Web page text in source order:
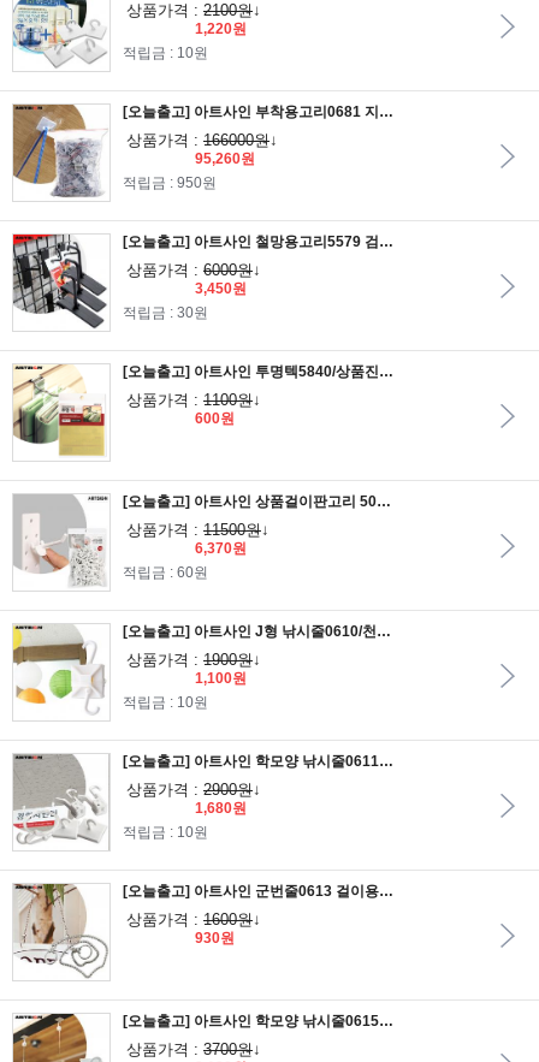
상품가격 : 2100원↓
1,220원
적립금 : 10원
[오늘출고] 아트사인 부착용고리0681 지름24/천정부착고리/천정고리/천정걸이/천정부착걸이
상품가격 : 166000원↓
95,260원
적립금 : 950원
[오늘출고] 아트사인 철망용고리5579 검정 8개입/철망고리/진열대고리/진열후크/상품진열고리
상품가격 : 6000원↓
3,450원
적립금 : 30원
[오늘출고] 아트사인 투명텍5840/상품진열고리/전시용텍/진열대텍/투명택
상품가격 : 1100원↓
600원
[오늘출고] 아트사인 상품걸이판고리 50개입_5842/부자재/타공판고리/상품고리/상품걸이
상품가격 : 11500원↓
6,370원
적립금 : 60원
[오늘출고] 아트사인 J형 낚시줄0610/천정부착고리/천정고리/천정걸이/천정부착걸이
상품가격 : 1900원↓
1,100원
적립금 : 10원
[오늘출고] 아트사인 학모양 낚시줄0611_고리24/천정부착고리/천정고리/천정걸이/천정부착걸이
상품가격 : 2900원↓
1,680원
적립금 : 10원
[오늘출고] 아트사인 군번줄0613 걸이용/구슬줄/줄구슬/흡착판구슬줄/큐방줄
상품가격 : 1600원↓
930원
[오늘출고] 아트사인 학모양 낚시줄0615_고리40/천정부착고리/천정고리/천정걸이/천정부착걸이
상품가격 : 3700원↓